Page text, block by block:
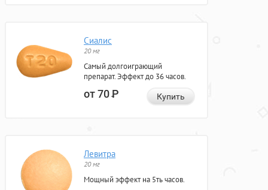
Сиалис
20 мг
Самый долгоиграющий
препарат. Эффект до 36 часов.
от 70Р Купить
Левитра
20 мг
Мощный эффект на 5ть часов.